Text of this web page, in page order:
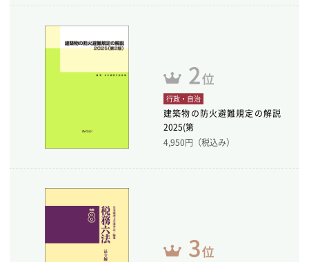
行政・自治
建築物の防火避難規定の解説
2025(第
4,950円（税込み）